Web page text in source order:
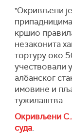
"Окривљени
кршио
незаконита
тортуру око
учествовали
албанског
имовине и
тужилаштва.
Окривљени
суда.